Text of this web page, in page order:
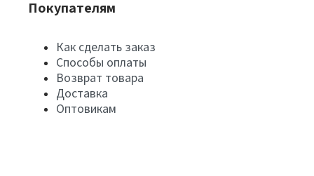
Покупателям
Как сделать заказ
Способы оплаты
Возврат товара
Доставка
Оптовикам